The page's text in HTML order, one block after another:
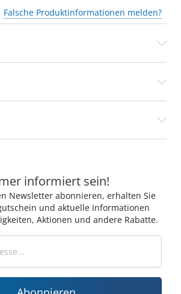
Falsche Produktinformationen melden?
informiert sein!
Newsletter abonnieren, erhalten Sie
und aktuelle Informationen
Aktionen und andere Rabatte.